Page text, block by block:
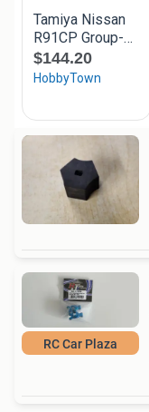
RC Car Plaza